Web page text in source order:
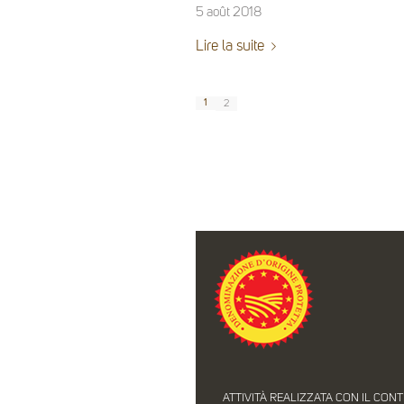
5 août 2018
Lire la suite
1 2
ATTIVITÀ REALIZZATA CON IL